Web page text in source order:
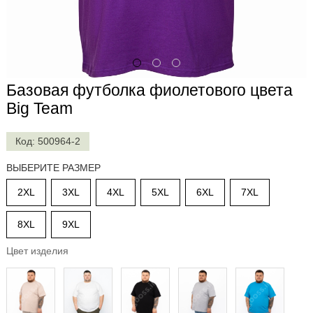
Футболки
на
манжете
ФУТБОЛКИ
(84)
Штаны
и
джинсы
(72)
Шорты
(69)
Летние
костюмы
Базовая футболка фиолетового цвета
Big Team
Код: 500964-2
ВЫБЕРИТЕ РАЗМЕР
2XL 3XL 4XL 5XL 6XL 7XL
8XL 9XL
Цвет изделия